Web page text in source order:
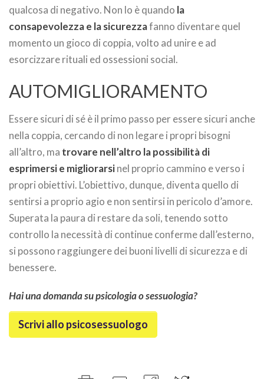
qualcosa di negativo. Non lo è quando la
consapevolezza e la sicurezzafanno diventare quel
momento un gioco di coppia, volto ad unire e ad
esorcizzare rituali ed ossessioni social.
AUTOMIGLIORAMENTO
Essere sicuri di sé è il primo passo per essere sicuri anche
nella coppia, cercando di non legare i propri bisogni
all’altro, ma trovare nell’altro la possibilità di
esprimersi e migliorarsinel proprio cammino e verso i
propri obiettivi. L’obiettivo, dunque, diventa quello di
sentirsi a proprio agio e non sentirsi in pericolo d’amore.
Superata la paura di restare da soli, tenendo sotto
controllo la necessità di continue conferme dall’esterno,
si possono raggiungere dei buoni livelli di sicurezza e di
benessere.
Hai una domanda su psicologia o sessuologia?
Scrivi allo psicosessuologo